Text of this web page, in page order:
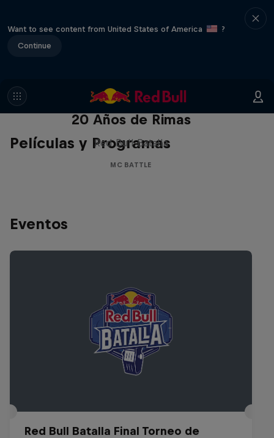
Want to see content from United States of America
?
Continue
Películas y Programas
Red Bull Batalla Nueva Historia:
20 Años de Rimas
Red Bull Batalla
MC BATTLE
Eventos
Red Bull Batalla Final Torneo de